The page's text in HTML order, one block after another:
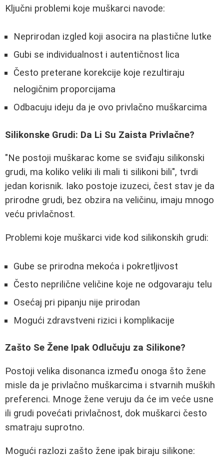
Ključni problemi koje muškarci navode:
Neprirodan izgled koji asocira na plastične lutke
Gubi se individualnost i autentičnost lica
Često preterane korekcije koje rezultiraju
nelogičnim proporcijama
Odbacuju ideju da je ovo privlačno muškarcima
Silikonske Grudi: Da Li Su Zaista Privlačne?
"Ne postoji muškarac kome se sviđaju silikonski
grudi, ma koliko veliki ili mali ti silikoni bili", tvrdi
jedan korisnik. Iako postoje izuzeci, čest stav je da
prirodne grudi, bez obzira na veličinu, imaju mnogo
veću privlačnost.
Problemi koje muškarci vide kod silikonskih grudi:
Gube se prirodna mekoća i pokretljivost
Često neprilične veličine koje ne odgovaraju telu
Osećaj pri pipanju nije prirodan
Mogući zdravstveni rizici i komplikacije
Zašto Se Žene Ipak Odlučuju za Silikone?
Postoji velika disonanca između onoga što žene
misle da je privlačno muškarcima i stvarnih muških
preferenci. Mnoge žene veruju da će im veće usne
ili grudi povećati privlačnost, dok muškarci često
smatraju suprotno.
Mogući razlozi zašto žene ipak biraju silikone: